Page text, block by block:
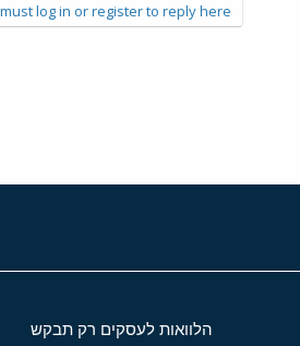
log in or register to reply here.
הלוואות לעסקים רק תבקש